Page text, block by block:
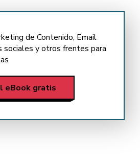
de Contenido, Email
sociales y otros frentes para
eBook gratis